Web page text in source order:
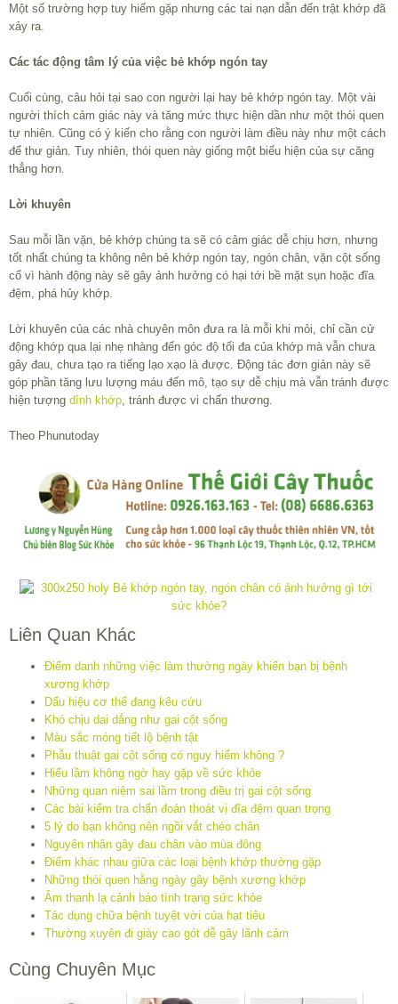
Một số trường hợp tuy hiếm gặp nhưng các tai nạn dẫn đến trật khớp đã
xảy ra.
Các tác động tâm lý của việc bẻ khớp ngón tay
Cuối cùng, câu hỏi tại sao con người lại hay bẻ khớp ngón tay. Một vài
người thích cảm giác này và tăng mức thực hiện dần như một thói quen
tự nhiên. Cũng có ý kiến cho rằng con người làm điều này như một cách
để thư giản. Tuy nhiên, thói quen này giống một biểu hiện của sự căng
thẳng hơn.
Lời khuyên
Sau mỗi lần vặn, bẻ khớp chúng ta sẽ có cảm giác dễ chịu hơn, nhưng
tốt nhất chúng ta không nên bẻ khớp ngón tay, ngón chân, vặn cột sống
cổ vì hành động này sẽ gây ảnh hưởng có hại tới bề mặt sụn hoặc đĩa
đệm, phá hủy khớp.
Lời khuyên của các nhà chuyên môn đưa ra là mỗi khi mỏi, chỉ cần cử
động khớp qua lại nhẹ nhàng đến góc độ tối đa của khớp mà vẫn chưa
gây đau, chưa tạo ra tiếng lạo xạo là được. Động tác đơn giản này sẽ
góp phần tăng lưu lượng máu đến mô, tạo sự dễ chịu mà vẫn tránh được
hiện tượng dính khớp , tránh được vi chấn thương.
Theo Phunutoday
Liên Quan Khác
Điểm danh những việc làm thường ngày khiến bạn bị bệnh
xương khớp
Dấu hiệu cơ thể đang kêu cứu
Khó chịu dai dẳng như gai cột sống
Màu sắc móng tiết lộ bệnh tật
Phẫu thuật gai cột sống có nguy hiểm không ?
Hiểu lầm không ngờ hay gặp về sức khỏe
Những quan niệm sai lầm trong điều trị gai cột sống
Các bài kiểm tra chẩn đoán thoát vị đĩa đệm quan trọng
5 lý do bạn không nên ngồi vắt chéo chân
Nguyên nhân gây đau chân vào mùa đông
Điểm khác nhau giữa các loại bệnh khớp thường gặp
Những thói quen hằng ngày gây bệnh xương khớp
Âm thanh lạ cảnh báo tình trạng sức khỏe
Tác dụng chữa bệnh tuyệt vời của hạt tiêu
Thường xuyên đi giày cao gót dễ gây lãnh cảm
Cùng Chuyên Mục